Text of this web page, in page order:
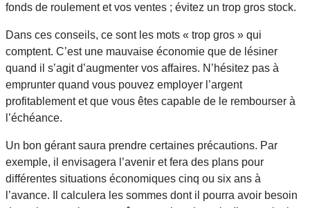
fonds de roulement et vos ventes ; évitez un trop gros stock.
Dans ces conseils, ce sont les mots « trop gros » qui
comptent. C’est une mauvaise économie que de lésiner
quand il s’agit d’augmenter vos affaires. N’hésitez pas à
emprunter quand vous pouvez employer l’argent
profitablement et que vous êtes capable de le rembourser à
l’échéance.
Un bon gérant saura prendre certaines précautions. Par
exemple, il envisagera l’avenir et fera des plans pour
différentes situations économiques cinq ou six ans à
l’avance. Il calculera les sommes dont il pourra avoir besoin